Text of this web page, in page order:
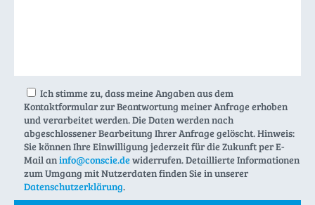
Ich stimme zu, dass meine Angaben aus dem
Kontaktformular zur Beantwortung meiner Anfrage erhoben
und verarbeitet werden. Die Daten werden nach
abgeschlossener Bearbeitung Ihrer Anfrage gelöscht. Hinweis:
Sie können Ihre Einwilligung jederzeit für die Zukunft per E-
Mail aninfo@conscie.dewiderrufen. Detaillierte Informationen
zum Umgang mit Nutzerdaten finden Sie in unserer
Datenschutzerklärung.